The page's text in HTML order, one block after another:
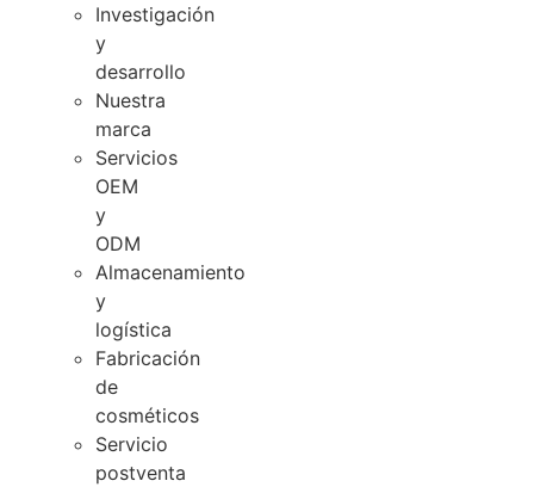
Investigación
y
desarrollo
Nuestra
marca
Servicios
OEM
y
ODM
Almacenamiento
y
logística
Fabricación
de
cosméticos
Servicio
postventa